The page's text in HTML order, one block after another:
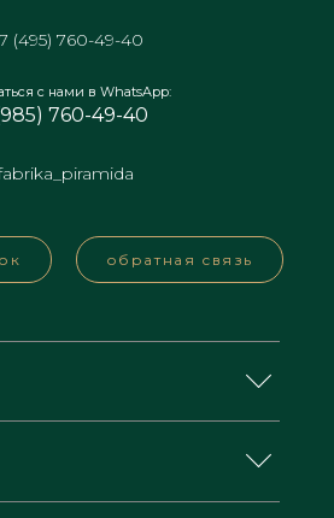
(495) 760-49-40
с нами в WhatsApp:
760-49-40
обратная связь